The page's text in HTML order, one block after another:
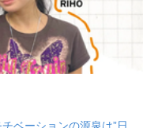
ベーションの源泉は”日